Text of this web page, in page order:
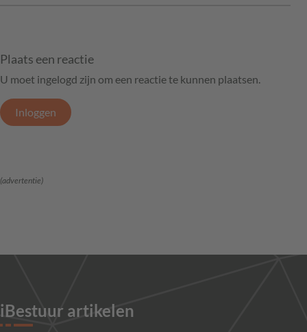
Plaats een reactie
U moet ingelogd zijn om een reactie te kunnen plaatsen.
Inloggen
(advertentie)
iBestuur artikelen